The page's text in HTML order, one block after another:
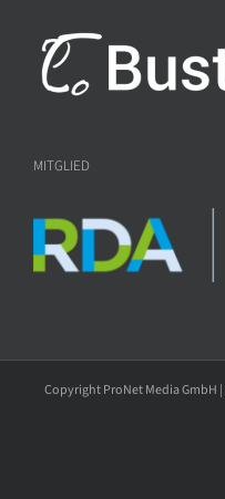
MITGLIED
Copyright ProNet Media GmbH |